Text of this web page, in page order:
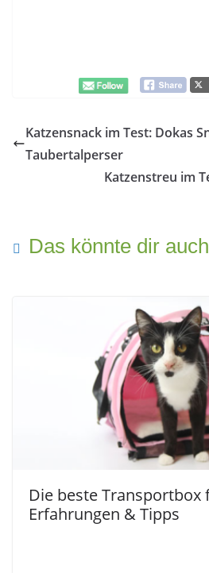
Katzensnack im Test: Dokas
Taubertalperser
Katzenstreu im
Das könnte dir
Die beste Transportbox
Erfahrungen & Tipps